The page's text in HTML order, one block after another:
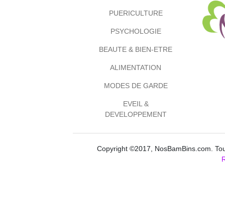
PUERICULTURE
PSYCHOLOGIE
BEAUTE & BIEN-ETRE
ALIMENTATION
MODES DE GARDE
EVEIL &
DEVELOPPEMENT
Copyright ©2017, NosBamBins.com.